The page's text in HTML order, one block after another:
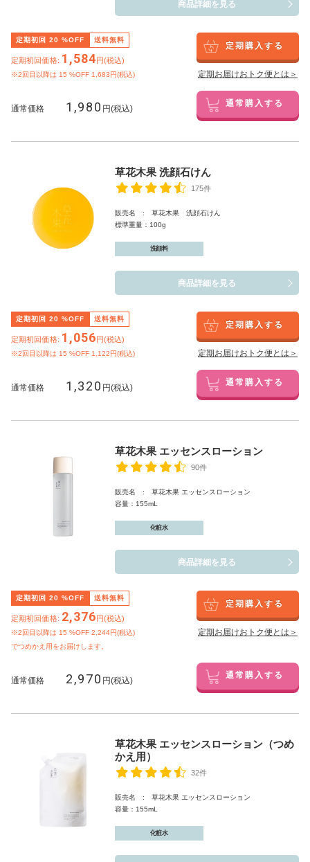
商品詳細を見る
定期初回 20 %OFF 送料無料
定期初回価格: 1,584円(税込)
※2回目以降は 15 %OFF 1,683円(税込)
定期購入する
定期お届けおトク便とは＞
通常価格 1,980 円(税込) 通常購入する
草花木果 洗顔石けん
175件
販売名 : 草花木果 洗顔石けん
標準重量：100g
洗顔料
商品詳細を見る
定期初回 20 %OFF 送料無料
定期初回価格: 1,056円(税込)
※2回目以降は 15 %OFF 1,122円(税込)
定期購入する
定期お届けおトク便とは＞
通常価格 1,320 円(税込) 通常購入する
草花木果 エッセンスローション
90件
販売名 : 草花木果 エッセンスローション
容量：155mL
化粧水
商品詳細を見る
定期初回 20 %OFF 送料無料
定期初回価格: 2,376円(税込)
※2回目以降は 15 %OFF 2,244円(税込)
でつめかえ用をお届けします。
定期購入する
定期お届けおトク便とは＞
通常価格 2,970 円(税込) 通常購入する
草花木果 エッセンスローション（つめ
かえ用）
32件
販売名 : 草花木果 エッセンスローション
容量：155mL
化粧水